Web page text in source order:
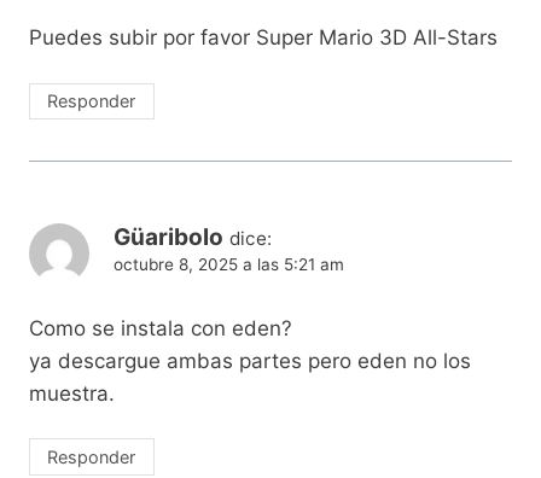
Puedes subir por favor Super Mario 3D All-Stars
Responder
Güaribolo dice:
octubre 8, 2025 a las 5:21 am
Como se instala con eden?
ya descargue ambas partes pero eden no los
muestra.
Responder